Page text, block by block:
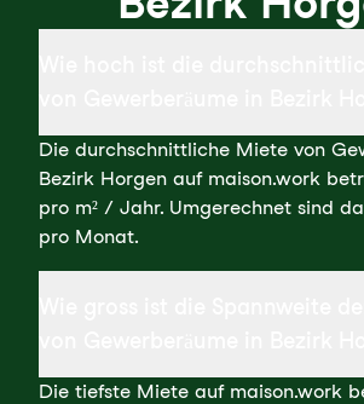
Die durchschnittliche Miete von
Bezirk Horgen auf maison.work
pro m² / Jahr. Umgerechnet sind
pro Monat.
Die tiefste Miete auf maison.work